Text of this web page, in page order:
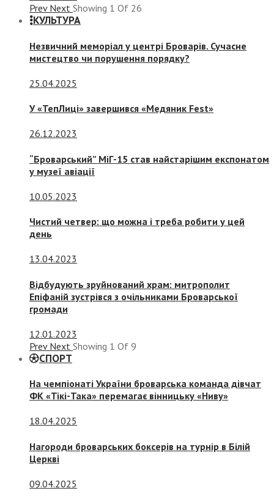
Prev Next Showing 1 Of 26
КУЛЬТУРА
Незвичний меморіал у центрі Броварів. Сучасне
мистецтво чи порушення порядку?
25.04.2025
У «ТепЛиці» завершився «Медяник Fest»
26.12.2023
“Броварський” МіГ-15 став найстарішим експонатом
у музеї авіації
10.05.2023
Чистий четвер: що можна і треба робити у цей
день
13.04.2023
Відбудують зруйнований храм: митрополит
Епіфаній зустрівся з очільниками Броварської
громади
12.01.2023
Prev Next Showing 1 Of 9
СПОРТ
На чемпіонаті України броварська команда дівчат
ФК «Тікі-Така» перемагає вінницьку «Ниву»
18.04.2025
Нагороди броварських боксерів на турнір в Білій
Церкві
09.04.2025